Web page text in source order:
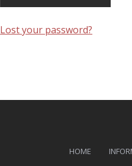
Lost your password?
HOME